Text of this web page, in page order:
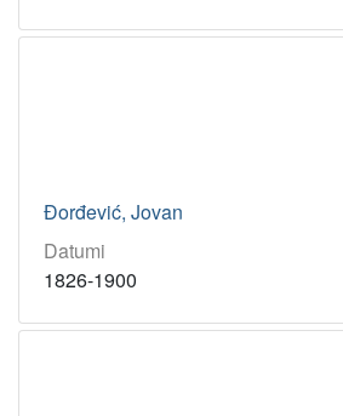
Đorđević, Jovan
Datumi
1826-1900